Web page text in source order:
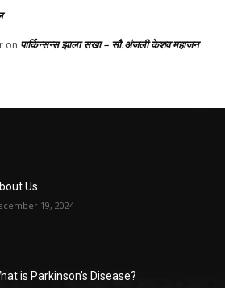
on पार्किन्सन्स झाला सखा – सौ.अंजली केशव महाजन
Us
19, 2024
is Parkinson’s Disease?